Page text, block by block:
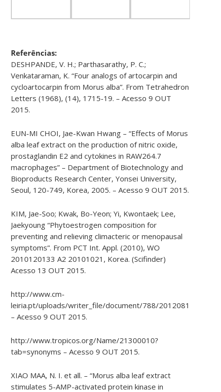
Referências:
DESHPANDE, V. H.; Parthasarathy, P. C.;
Venkataraman, K. “Four analogs of artocarpin and
cycloartocarpin from Morus alba”. From Tetrahedron
Letters (1968), (14), 1715-19. – Acesso 9 OUT
2015.
EUN-MI CHOI, Jae-Kwan Hwang – “Effects of Morus
alba leaf extract on the production of nitric oxide,
prostaglandin E2 and cytokines in RAW264.7
macrophages” – Department of Biotechnology and
Bioproducts Research Center, Yonsei University,
Seoul, 120-749, Korea, 2005. – Acesso 9 OUT 2015.
KIM, Jae-Soo; Kwak, Bo-Yeon; Yi, Kwontaek; Lee,
Jaekyoung “Phytoestrogen composition for
preventing and relieving climacteric or menopausal
symptoms”. From PCT Int. Appl. (2010), WO
2010120133 A2 20101021, Korea. (Scifinder)
Acesso 13 OUT 2015.
http://www.cm-
leiria.pt/uploads/writer_file/document/788/
– Acesso 9 OUT 2015.
http://www.tropicos.org/Name/21300010?
tab=synonyms – Acesso 9 OUT 2015.
XIAO MAA, N. I. et all. – “Morus alba leaf extract
stimulates 5-AMP-activated protein kinase in